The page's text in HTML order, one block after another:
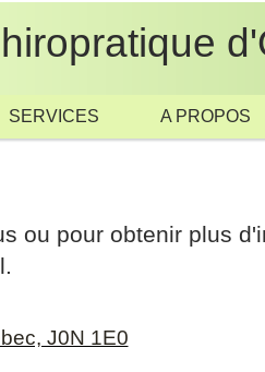
SERVICES A PROPOS
ou pour obtenir plus
J0N 1E0